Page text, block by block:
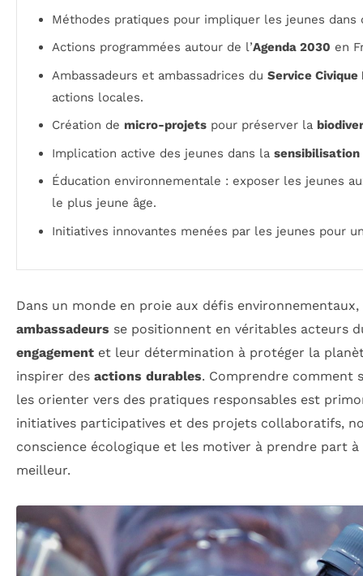
Méthodes pratiques pour impliquer les jeunes dans
Actions programmées autour de l’Agenda 2030 en
Ambassadeurs et ambassadrices du Service Civique
actions locales.
Création de micro-projets pour préserver la
Implication active des jeunes dans la sensibilisation
Éducation environnementale : exposer les jeunes
le plus jeune âge.
Initiatives innovantes menées par les jeunes pour
Dans un monde en proie aux défis
ambassadeurs se positionnent en véritables acteurs
engagement et leur détermination à protéger la
inspirer des actions durables. Comprendre comment
les orienter vers des pratiques responsables est
initiatives participatives et des projets collaboratifs,
conscience écologique et les motiver à prendre part
meilleur.